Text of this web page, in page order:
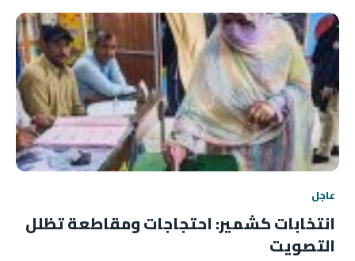
عاجل
انتخابات كشمير: احتجاجات ومقاطعة تظلل
التصويت